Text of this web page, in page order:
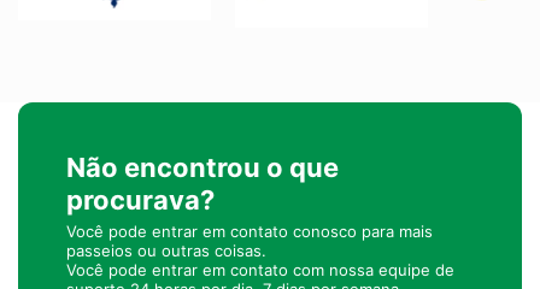
Não encontrou o que
procurava?
Você pode entrar em contato conosco para mais
passeios ou outras coisas.
Você pode entrar em contato com nossa equipe de